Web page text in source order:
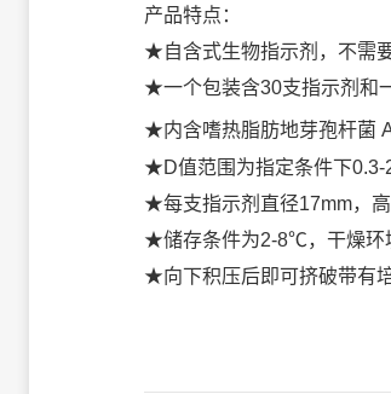
产品特点：
★自含式生物指示剂，不需
★一个包装含30支指示剂和
★内含嗜热脂肪地芽孢杆菌
★D值范围为指定条件下0.3-
★每支指示剂直径17mm，高
★储存条件为2-8℃，干燥环
★向下积压后即可挤破带有